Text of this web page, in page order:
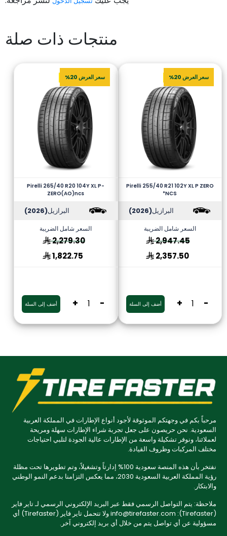
منتجات ذات صلة
سعر العرض 20%
Pirelli 255/40 R21 102Y XL P ZERO
*NCS
البرازيل(2026)
السعر شامل الضريبة
2,947.45
2,357.50
-
+ أضف إلى السلة
سعر العرض 20%
Pirelli 265/40 R20 104Y XL P-
ZERO(AO)ncs
البرازيل(2026)
السعر شامل الضريبة
2,279.30
1,822.75
-
+ أضف إلى السلة
مرحباً بكم في وجهتكم الموثوقة لأجود أنواع الإطارات في المملكة العربية
السعودية. نحن حريصون على جعل تجربة شراء الإطارات سهلة ومريحة
لعملائنا، ونوفر تشكيلة واسعة من الإطارات عالية الجودة لتلبي احتياجات
مختلف المركبات وظروف القيادة.
نفتخر بأن هذه المنصة سعودية 100% إدارتاً وتشغيلاً، وتم تطويرها تحت مظلة
رؤية المملكة العربية السعودية 2030، مما يعكس التزامنا بدعم النمو الوطني
والابتكار.
ملاحظة: يتم التواصل الرسمي فقط عبر البريد الإلكتروني الرسمي لـ تاير فاير
(Tirefaster): info@tirefaster.com ولا تتحمل تاير فاير (Tirefaster) أي
مسؤولية عن أي تواصل يتم من خلال أي بريد إلكتروني آخر.